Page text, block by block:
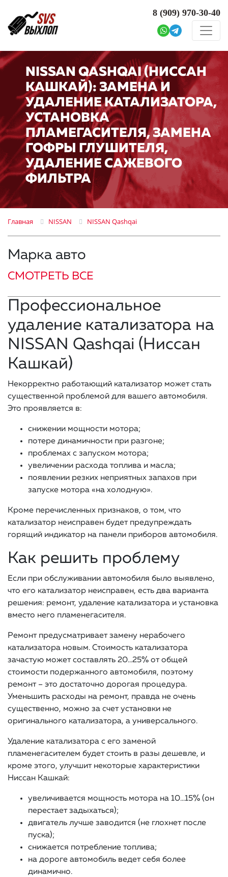
8 (909) 970-30-40
NISSAN QASHQAI (НИССАН
КАШКАЙ): ЗАМЕНА И
УДАЛЕНИЕ КАТАЛИЗАТОРА,
УСТАНОВКА
ПЛАМЕГАСИТЕЛЯ, ЗАМЕНА
ГОФРЫ ГЛУШИТЕЛЯ,
УДАЛЕНИЕ САЖЕВОГО
ФИЛЬТРА
Главная NISSAN NISSAN Qashqai
Марка авто
СМОТРЕТЬ ВСЕ
Профессиональное
удаление катализатора на
NISSAN Qashqai (Ниссан
Кашкай)
Некорректно работающий катализатор может стать
существенной проблемой для вашего автомобиля.
Это проявляется в:
снижении мощности мотора;
потере динамичности при разгоне;
проблемах с запуском мотора;
увеличении расхода топлива и масла;
появлении резких неприятных запахов при
запуске мотора «на холодную».
Кроме перечисленных признаков, о том, что
катализатор неисправен будет предупреждать
горящий индикатор на панели приборов автомобиля.
Как решить проблему
Если при обслуживании автомобиля было выявлено,
что его катализатор неисправен, есть два варианта
решения: ремонт, удаление катализатора и установка
вместо него пламенегасителя.
Ремонт предусматривает замену нерабочего
катализатора новым. Стоимость катализатора
зачастую может составлять 20…25% от общей
стоимости подержанного автомобиля, поэтому
ремонт – это достаточно дорогая процедура.
Уменьшить расходы на ремонт, правда не очень
существенно, можно за счет установки не
оригинального катализатора, а универсального.
Удаление катализатора с его заменой
пламенегасителем будет стоить в разы дешевле, и
кроме этого, улучшит некоторые характеристики
Ниссан Кашкай:
увеличивается мощность мотора на 10…15% (он
перестает задыхаться);
двигатель лучше заводится (не глохнет после
пуска);
снижается потребление топлива;
на дороге автомобиль ведет себя более
динамично.